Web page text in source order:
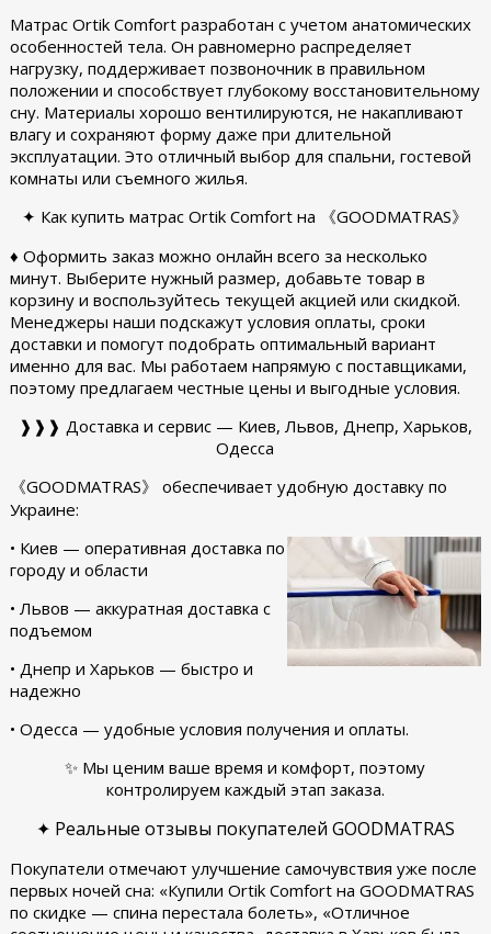
Матрас Ortik Comfort разработан с учетом анатомических
особенностей тела. Он равномерно распределяет
нагрузку, поддерживает позвоночник в правильном
положении и способствует глубокому восстановительному
сну. Материалы хорошо вентилируются, не накапливают
влагу и сохраняют форму даже при длительной
эксплуатации. Это отличный выбор для спальни, гостевой
комнаты или съемного жилья.
✦ Как купить матрас Ortik Comfort на 《GOODMATRAS》
♦ Оформить заказ можно онлайн всего за несколько
минут. Выберите нужный размер, добавьте товар в
корзину и воспользуйтесь текущей акцией или скидкой.
Менеджеры наши подскажут условия оплаты, сроки
доставки и помогут подобрать оптимальный вариант
именно для вас. Мы работаем напрямую с поставщиками,
поэтому предлагаем честные цены и выгодные условия.
❱❱❱ Доставка и сервис — Киев, Львов, Днепр, Харьков,
Одесса
《GOODMATRAS》 обеспечивает удобную доставку по
Украине:
• Киев — оперативная доставка по
городу и области
• Львов — аккуратная доставка с
подъемом
• Днепр и Харьков — быстро и
надежно
• Одесса — удобные условия получения и оплаты.
✨ Мы ценим ваше время и комфорт, поэтому
контролируем каждый этап заказа.
✦ Реальные отзывы покупателей GOODMATRAS
Покупатели отмечают улучшение самочувствия уже после
первых ночей сна: «Купили Ortik Comfort на GOODMATRAS
по скидке — спина перестала болеть», «Отличное